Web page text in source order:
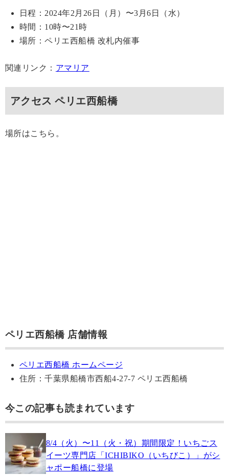
日程：2024年2月26日（月）〜3月6日（水）
時間：10時〜21時
場所：ペリエ西船橋 改札内催事
関連リンク： アマリア
アクセス ペリエ西船橋
場所はこちら。
ペリエ西船橋 店舗情報
ペリエ西船橋 ホームページ
住所：千葉県船橋市西船4-27-7 ペリエ西船橋
今この記事も読まれています
8/4（火）〜11（火・祝）期間限定！いちごス
イーツ専門店「ICHIBIKO（いちびこ）」がシ
ャポー船橋に登場